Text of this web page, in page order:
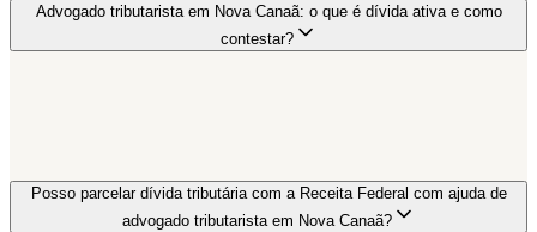
Advogado tributarista em Nova Canaã: o que é dívida ativa e como
contestar?
Posso parcelar dívida tributária com a Receita Federal com ajuda de
advogado tributarista em Nova Canaã?